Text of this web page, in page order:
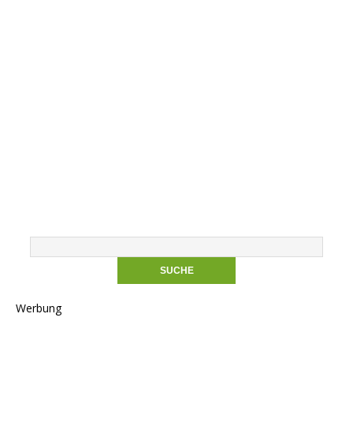
Werbung